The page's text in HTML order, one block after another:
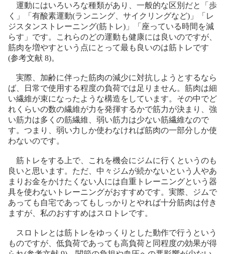
運動にはいろいろな種類があり、一般的な区別だと「歩
く」「有酸素運動(ランニング、サイクリングなど)」「レ
ジスタンストレーニング(筋トレ)」「座っている時間を減
らす」です。これらのどの運動も健康には良いのですが、
筋肉を増やすという点にとって最も良いのは筋トレです
(参考文献 8)。
実際、加齢に伴った筋肉の減少に対抗しようとするなら
ば、日常で使用する程度の負荷では足りません。筋肉は細
い繊維が束になったような構造をしています。その中でど
れくらいの数の繊維が力を発揮するかで筋力が決まり、強
い筋力は多くの筋繊維、弱い筋力は少ない筋繊維なので
す。つまり、弱い力しか使わなければ筋肉の一部分しか使
わないのです。
筋トレをする上で、これを機会にジムに行くというのも
良いと思います。ただ、中々ジムが続かないという人やあ
まりお金をかけたくない人には自重トレーニングという器
具を使わないトレーニングがおすすめです。実際、ジムで
あっても自宅であってもしっかりとやれば十分筋肉は付き
ますが、私のおすすめはスロトレです。
スロトレとは筋トレをゆっくりとした動作で行うという
ものですが、低負荷であっても高負荷と同程度の効果が得